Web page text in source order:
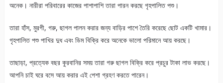
অনেক। নারীরা পরিবারের কাজের পাশাপাশি তারা পারন করছে গৃহপালিত পশু।
তারা হাঁস, মুরগী, গরু, ছাগল পালন করার জন্য বাড়ির পাশে তৈরি করেছে ছোট একটি খামার।
গৃহপালিত পশু পাখির দুধ এবং ডিম বিক্রি করে অনেকে ভালো পরিমানে আয় করছে।
তাছাড়া, প্রত্যেক বছর কুরবানির সময় তারা গরু ছাগল বিক্রি করে প্রচুর টাকা লাভ করছে।
আপনি চাই ঘরে বসে আয় করার এই পেশা গ্রহণ করতে পারেন।